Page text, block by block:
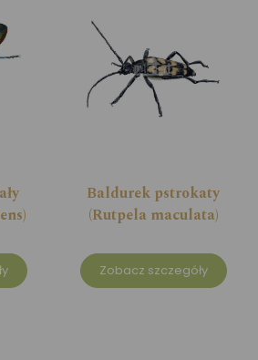
Baldurek pstrokaty
(Rutpela maculata)
Zobacz szczegóły